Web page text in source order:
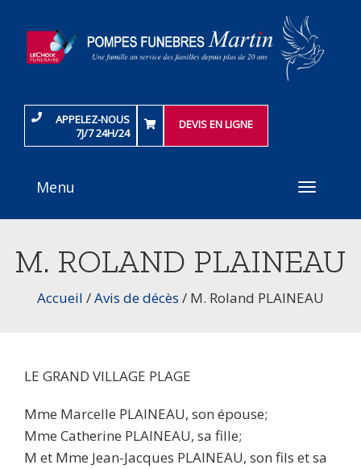
APPELEZ-NOUS
7J/7 24H/24
DEVIS EN LIGNE
Toggle
Menu
M. ROLAND PLAINEAU
Accueil /Avis de décès / M. Roland PLAINEAU
LE GRAND VILLAGE PLAGE
Mme Marcelle PLAINEAU, son épouse;
Mme Catherine PLAINEAU, sa fille;
M et Mme Jean-Jacques PLAINEAU, son fils et sa